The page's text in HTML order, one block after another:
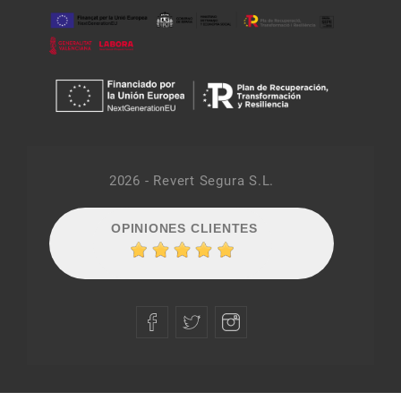
2026 - Revert Segura S.L.
OPINIONES CLIENTES